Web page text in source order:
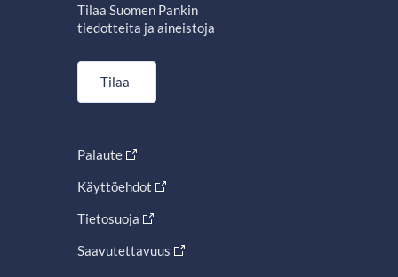
Tilaa Suomen Pankin
tiedotteita ja aineistoja
Tilaa
Palaute
Käyttöehdot
Tietosuoja
Saavutettavuus